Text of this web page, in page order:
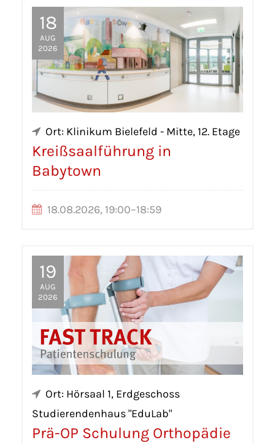
18
AUG
2026
Ort: Klinikum Bielefeld - Mitte, 12. Etage
Kreißsaalführung in
Babytown
18.08.2026, 19:00–18:59
19
AUG
2026
Ort: Hörsaal 1, Erdgeschoss
Studierendenhaus "EduLab"
Prä-OP Schulung Orthopädie